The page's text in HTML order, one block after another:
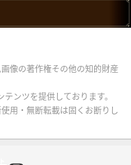
像の著作権その他の知的財産
ンツを提供しております。
用・無断転載は固くお断りし